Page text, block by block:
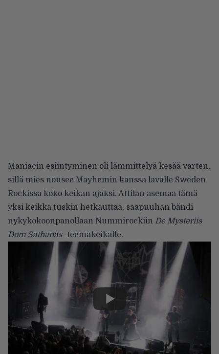
Maniacin esiintyminen oli lämmittelyä kesää varten,
sillä mies nousee Mayhemin kanssa lavalle Sweden
Rockissa koko keikan ajaksi. Attilan asemaa tämä
yksi keikka tuskin hetkauttaa, saapuuhan bändi
nykykokoonpanollaan Nummirockiin De Mysteriis
Dom Sathanas-teemakeikalle.